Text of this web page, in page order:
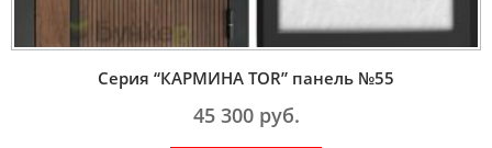
Серия “КАРМИНА TOR” панель №55
45 300руб.